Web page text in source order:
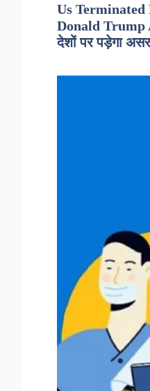
Us
Donald Trump
देशों पर पड़ेगा